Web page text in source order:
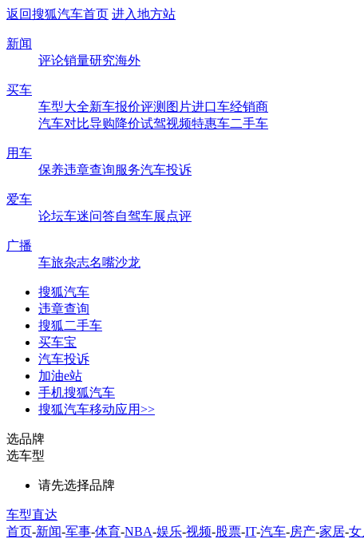
返回搜狐汽车首页 进入地方站
新闻
评论销量研究海外
买车
车型大全新车报价评测 图片进口车经销商
汽车对比导购降价试驾视频特惠车二手车
用车
保养违章查询服务汽车投诉
爱车
论坛车迷问答自驾车展点评
广播
车旅杂志名嘴沙龙
搜狐汽车
违章查询
搜狐二手车
买车宝
汽车投诉
加油e站
手机搜狐汽车
搜狐汽车移动应用>>
选品牌
选车型
请先选择品牌
车型直达
首页-新闻-军事-体育-NBA-娱乐-视频-股票-IT-汽车-房产-家居-女